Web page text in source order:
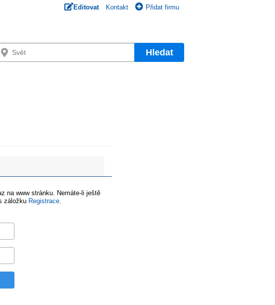
Editovat Kontakt Přidat firmu
Hledat
na www stránku. Nemáte-li ještě
záložku Registrace